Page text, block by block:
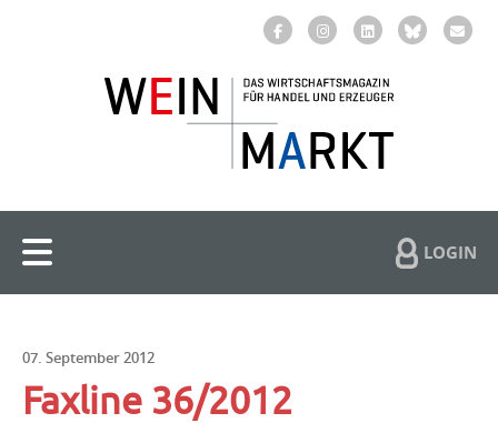
LOGIN
07. September 2012
Faxline 36/2012